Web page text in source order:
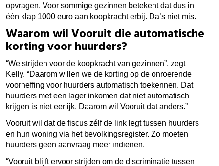
opvragen. Voor sommige gezinnen betekent dat dus in
één klap 1000 euro aan koopkracht erbij. Da’s niet mis.
Waarom wil Vooruit die automatische
korting voor huurders?
“We strijden voor de koopkracht van gezinnen”, zegt
Kelly. “Daarom willen we de korting op de onroerende
voorheffing voor huurders automatisch toekennen. Dat
huurders met een lager inkomen dat niet automatisch
krijgen is niet eerlijk. Daarom wil Vooruit dat anders.”
Vooruit wil dat de fiscus zélf de link legt tussen huurders
en hun woning via het bevolkingsregister. Zo moeten
huurders geen aanvraag meer indienen.
“Vooruit blijft ervoor strijden om de discriminatie tussen